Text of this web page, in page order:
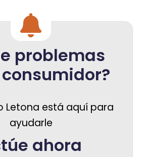
problemas
Letona está aquí para
ayudarle
ahora